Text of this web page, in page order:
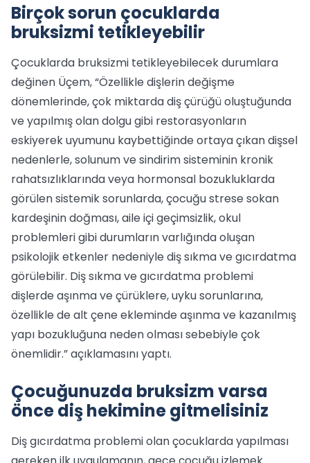
Birçok sorun çocuklarda
bruksizmi tetikleyebilir
Çocuklarda bruksizmi tetikleyebilecek durumlara
değinen Üçem, “Özellikle dişlerin değişme
dönemlerinde, çok miktarda diş çürüğü oluştuğunda
ve yapılmış olan dolgu gibi restorasyonların
eskiyerek uyumunu kaybettiğinde ortaya çıkan dişsel
nedenlerle, solunum ve sindirim sisteminin kronik
rahatsızlıklarında veya hormonsal bozukluklarda
görülen sistemik sorunlarda, çocuğu strese sokan
kardeşinin doğması, aile içi geçimsizlik, okul
problemleri gibi durumların varlığında oluşan
psikolojik etkenler nedeniyle diş sıkma ve gıcırdatma
görülebilir. Diş sıkma ve gıcırdatma problemi
dişlerde aşınma ve çürüklere, uyku sorunlarına,
özellikle de alt çene ekleminde aşınma ve kazanılmış
yapı bozukluğuna neden olması sebebiyle çok
önemlidir.” açıklamasını yaptı.
Çocuğunuzda bruksizm varsa
önce diş hekimine gitmelisiniz
Diş gıcırdatma problemi olan çocuklarda yapılması